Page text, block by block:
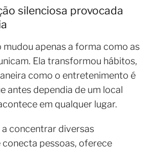
silenciosa provocada
mudou apenas a forma como as
Ela transformou hábitos,
como o entretenimento é
antes dependia de um local
em qualquer lugar.
a concentrar diversas
conecta pessoas, oferece